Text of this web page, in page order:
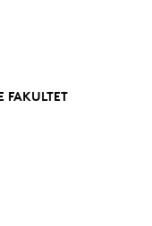
FAKULTET